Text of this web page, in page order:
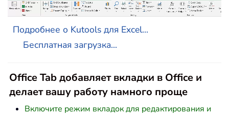
Подробнее о Kutools для Excel...
Бесплатная загрузка...
Office Tab добавляет вкладки в Office и
делает вашу работу намного проще
Включите режим вкладок для редактирования и